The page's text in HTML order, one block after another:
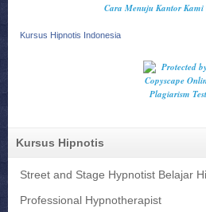
Cara Menuju Kantor
Kursus Hipnotis Indonesia
Kursus Hipnotis
Street and Stage Hypnotist Belajar
Professional Hypnotherapist